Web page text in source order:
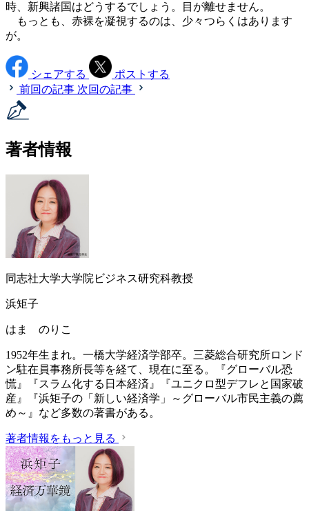
時、新興諸国はどうするでしょう。目が離せません。
もっとも、赤裸を凝視するのは、少々つらくはあります
が。
シェアする
ポストする
前回の記事 次回の記事
著者情報
同志社大学大学院ビジネス研究科教授
浜矩子
はま のりこ
1952年生まれ。一橋大学経済学部卒。三菱総合研究所ロンド
ン駐在員事務所長等を経て、現在に至る。『グローバル恐
慌』『スラム化する日本経済』『ユニクロ型デフレと国家破
産』『浜矩子の「新しい経済学」～グローバル市民主義の薦
め～』など多数の著書がある。
著者情報をもっと見る